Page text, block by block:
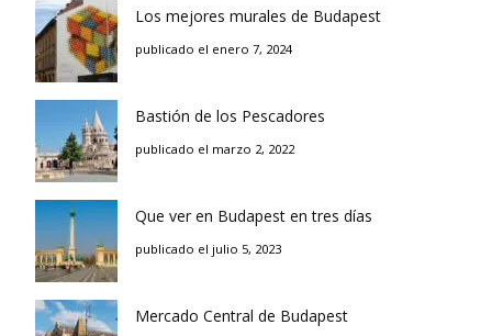
Los mejores murales de Budapest
publicado el enero 7, 2024
Bastión de los Pescadores
publicado el marzo 2, 2022
Que ver en Budapest en tres días
publicado el julio 5, 2023
Mercado Central de Budapest